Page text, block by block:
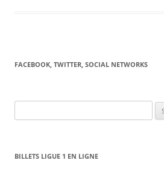
FACEBOOK, TWITTER, SOCIAL NETWORKS
for:
BILLETS LIGUE 1 EN LIGNE